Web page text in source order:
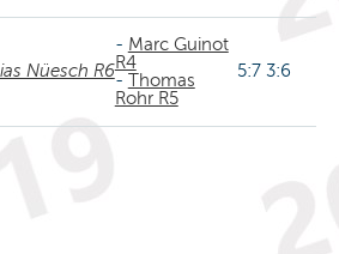
Nüesch R6
- Marc Guinot
R4
- Thomas
Rohr R5
5:7 3:6